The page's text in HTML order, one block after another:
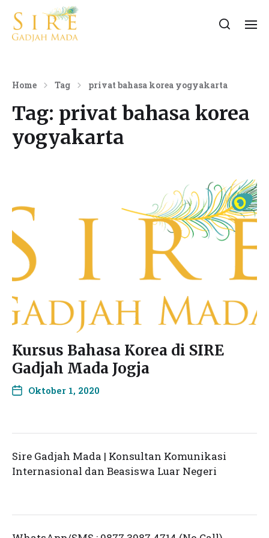
Home Tag privat bahasa korea yogyakarta
Tag: privat bahasa korea
yogyakarta
Kursus Bahasa Korea di SIRE
Gadjah Mada Jogja
Oktober 1, 2020
Sire Gadjah Mada | Konsultan Komunikasi
Internasional dan Beasiswa Luar Negeri